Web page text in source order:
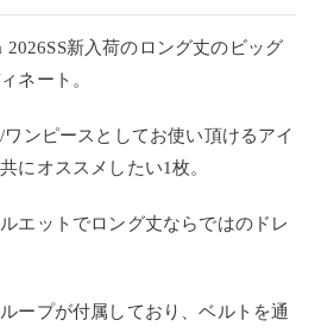
2026SS新入荷のロング丈のビッグ
ネート。
ンピースとしてお使い頂けるアイ
にオススメしたい1枚。
エットでロング丈ならではのドレ
ープが付属しており、ベルトを通